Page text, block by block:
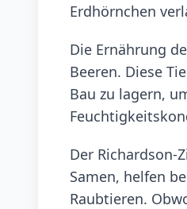
Erdhörnchen
Die Ernährung
Beeren. Diese
Bau zu lagern,
Der Richardson-
Samen, helfen
Raubtieren.